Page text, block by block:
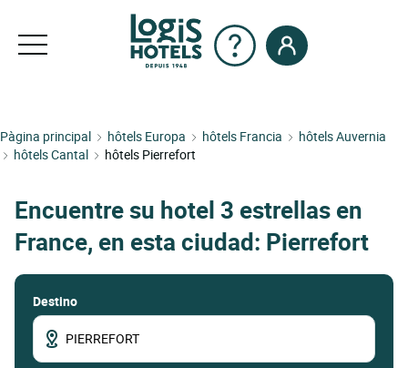
Pàgina principal hôtels Europa hôtels Francia
hôtels Auvernia
hôtels Cantal
hôtels Pierrefort
Encuentre su hotel 3 estrellas en
France, en esta ciudad: Pierrefort
Destino